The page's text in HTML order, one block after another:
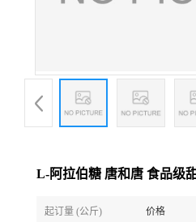
L-阿拉伯糖 唐和唐 食品级
起订量 (公斤) 价格